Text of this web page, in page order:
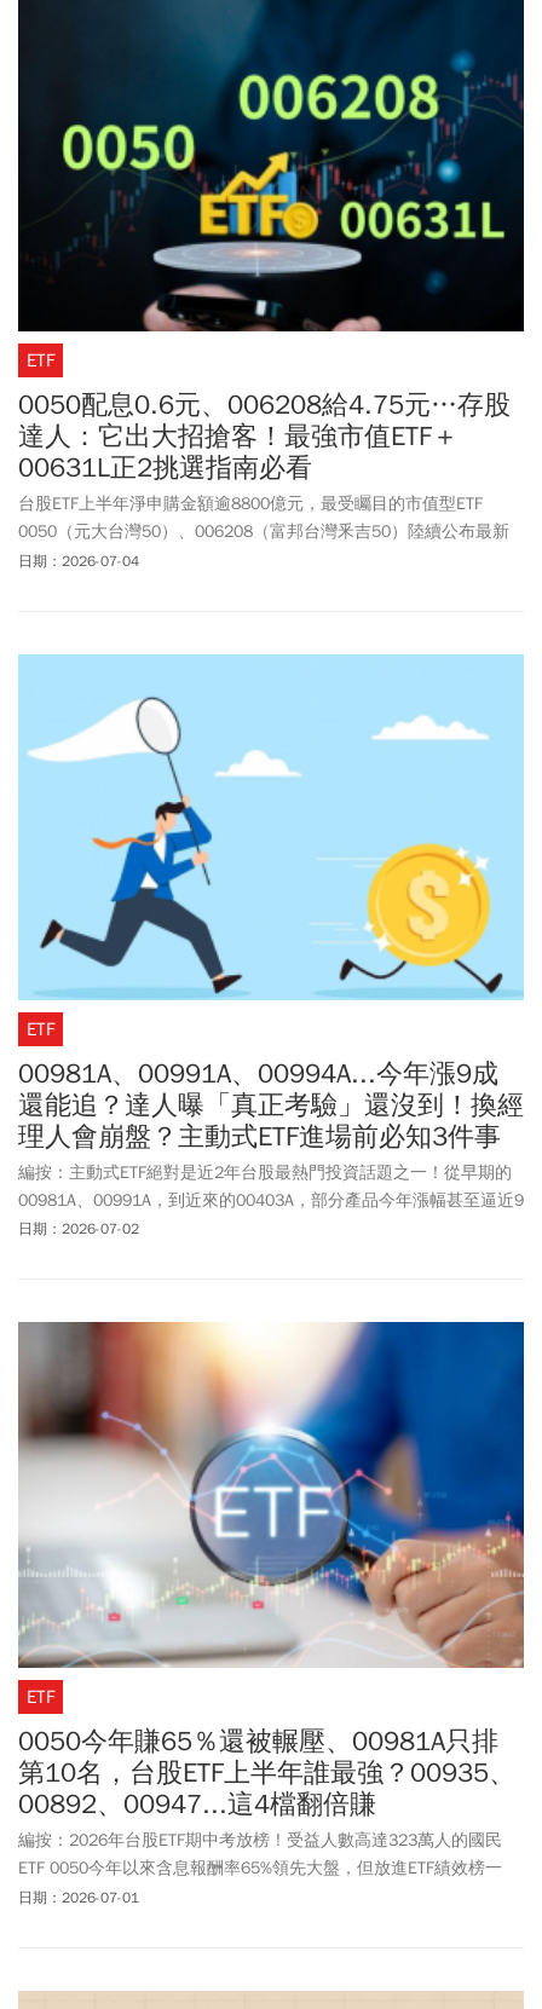
ETF
0050配息0.6元、006208給4.75元…存股
達人：它出大招搶客！最強市值ETF＋
00631L正2挑選指南必看
台股ETF上半年淨申購金額逾8800億元，最受矚目的市值型ETF
0050（元大台灣50）、006208（富邦台灣釆吉50）陸續公布最新
配息資訊，成為存股族近期的關注焦點。0050每股配發0.6元，以收
00631L(元大台灣50正2)，在台股熱度超高時，吸引大批小資族藉此
放大資金效率，究竟這三檔該怎麼挑選呢？
日期：2026-07-04
ETF
00981A、00991A、00994A...今年漲9成
還能追？達人曝「真正考驗」還沒到！換經
理人會崩盤？主動式ETF進場前必知3件事
編按：主動式ETF絕對是近2年台股最熱門投資話題之一！從早期的
00981A、00991A，到近來的00403A，部分產品今年漲幅甚至逼近9
成，讓不少投資人開始思考：現在還能追嗎？或者是否該把0050等
能安全地參與超額報酬，又不會有相對剝奪感。
日期：2026-07-02
ETF
0050今年賺65％還被輾壓、00981A只排
第10名，台股ETF上半年誰最強？00935、
00892、00947...這4檔翻倍賺
編按：2026年台股ETF期中考放榜！受益人數高達323萬人的國民
ETF 0050今年以來含息報酬率65%領先大盤，但放進ETF績效榜一
看，竟然還落後一票ETF？主題型ETF 00913在5月時績效就已破百站
日期：2026-07-01